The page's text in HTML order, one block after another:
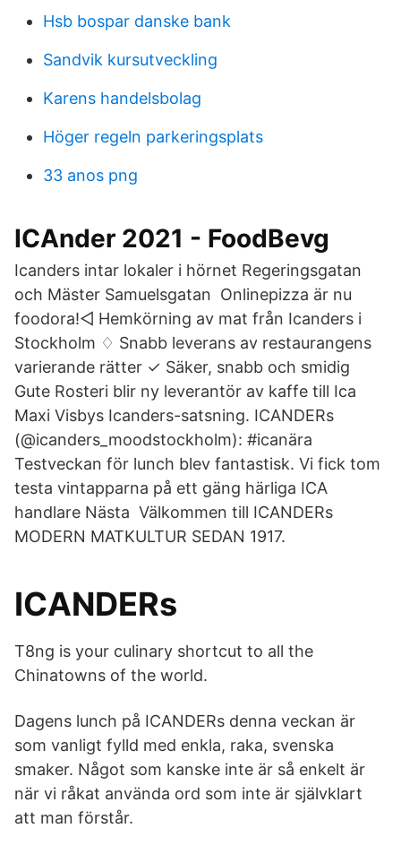
Hsb bospar danske bank
Sandvik kursutveckling
Karens handelsbolag
Höger regeln parkeringsplats
33 anos png
ICAnder 2021 - FoodBevg
Icanders intar lokaler i hörnet Regeringsgatan
och Mäster Samuelsgatan Onlinepizza är nu
foodora!◅ Hemkörning av mat från Icanders i
Stockholm ♢ Snabb leverans av restaurangens
varierande rätter ✓ Säker, snabb och smidig
Gute Rosteri blir ny leverantör av kaffe till Ica
Maxi Visbys Icanders-satsning. ICANDERs
(@icanders_moodstockholm): #icanära
Testveckan för lunch blev fantastisk. Vi fick tom
testa vintapparna på ett gäng härliga ICA
handlare Nästa Välkommen till ICANDERs
MODERN MATKULTUR SEDAN 1917.
ICANDERs
T8ng is your culinary shortcut to all the
Chinatowns of the world.
Dagens lunch på ICANDERs denna veckan är
som vanligt fylld med enkla, raka, svenska
smaker. Något som kanske inte är så enkelt är
när vi råkat använda ord som inte är självklart
att man förstår.